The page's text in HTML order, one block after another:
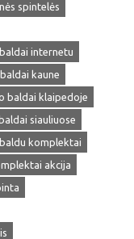
spintelės
internetu
kaune
baldai klaipedoje
siauliuose
komplektai
akcija